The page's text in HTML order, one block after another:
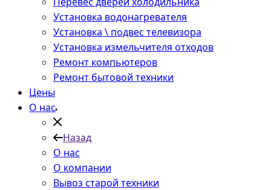
Установка водонагревателя
Установка \ подвес телевизора
Установка измельчителя отходов
Ремонт компьютеров
Ремонт бытовой техники
Цены
О нас
Назад
О нас
О компании
Вывоз старой техники